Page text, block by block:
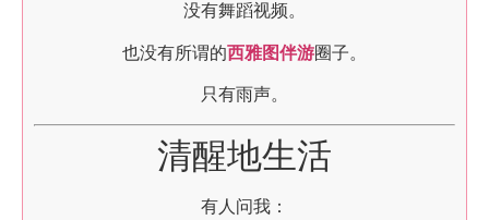
没有舞蹈视频。
也没有所谓的西雅图伴游圈子。
只有雨声。
清醒地生活
有人问我：